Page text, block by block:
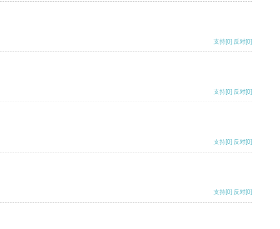
支持[0] 反对[0]
支持[0] 反对[0]
支持[0] 反对[0]
支持[0] 反对[0]